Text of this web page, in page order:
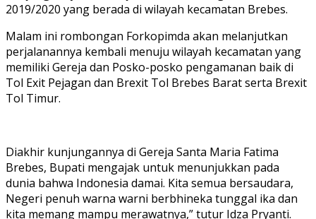
2019/2020 yang berada di wilayah kecamatan Brebes.
Malam ini rombongan Forkopimda akan melanjutkan
perjalanannya kembali menuju wilayah kecamatan yang
memiliki Gereja dan Posko-posko pengamanan baik di
Tol Exit Pejagan dan Brexit Tol Brebes Barat serta Brexit
Tol Timur.
Diakhir kunjungannya di Gereja Santa Maria Fatima
Brebes, Bupati mengajak untuk menunjukkan pada
dunia bahwa Indonesia damai. Kita semua bersaudara,
Negeri penuh warna warni berbhineka tunggal ika dan
kita memang mampu merawatnya,” tutur Idza Pryanti.